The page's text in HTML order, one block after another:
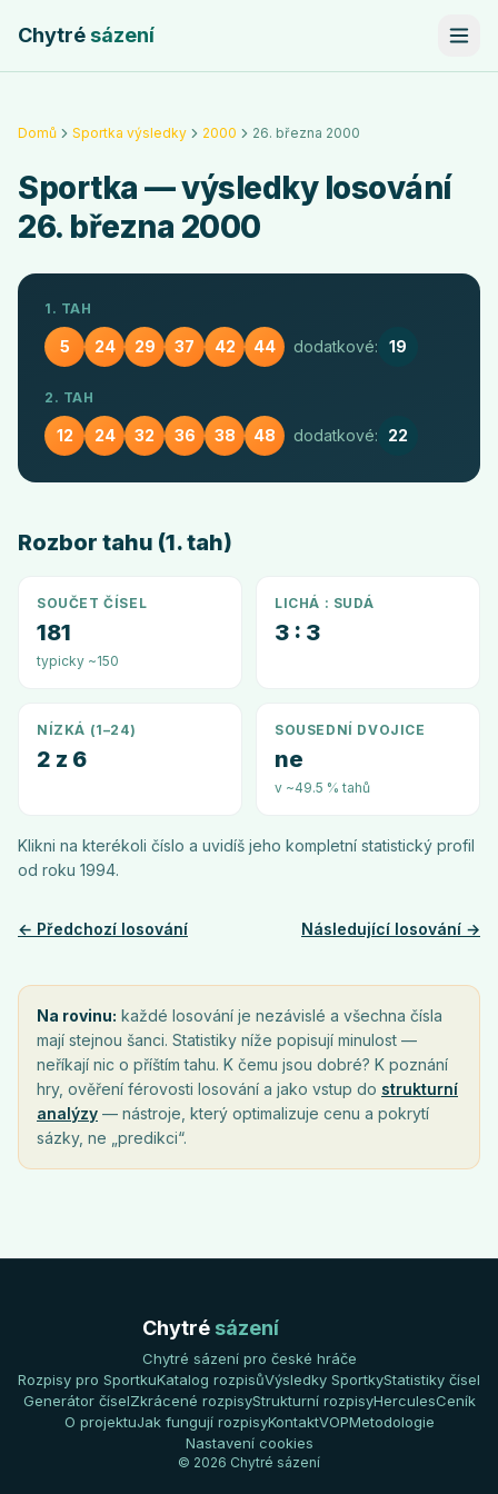
Chytrésázení
Domů Sportka výsledky 2000 26. března 2000
Sportka — výsledky losování
26. března 2000
1. TAH
5 24 29 37 42 44 dodatkové: 19
2. TAH
12 24 32 36 38 48 dodatkové: 22
Rozbor tahu (1. tah)
SOUČET ČÍSEL
181
typicky ~150
LICHÁ : SUDÁ
3 : 3
NÍZKÁ (1–24)
2 z 6
SOUSEDNÍ DVOJICE
ne
v ~49.5 % tahů
Klikni na kterékoli číslo a uvidíš jeho kompletní statistický profil
od roku 1994.
← Předchozí losování Následující losování →
Na rovinu: každé losování je nezávislé a všechna čísla
mají stejnou šanci. Statistiky níže popisují minulost —
neříkají nic o příštím tahu. K čemu jsou dobré? K poznání
hry, ověření férovosti losování a jako vstup do strukturní
analýzy — nástroje, který optimalizuje cenu a pokrytí
sázky, ne „predikci“.
Chytré sázení
Chytré sázení pro české hráče
Rozpisy pro SportkuKatalog rozpisůVýsledky SportkyStatistiky čísel
Generátor číselZkrácené rozpisyStrukturní rozpisyHerculesCeník
O projektuJak fungují rozpisyKontaktVOPMetodologie
Nastavení cookies
© 2026 Chytré sázení